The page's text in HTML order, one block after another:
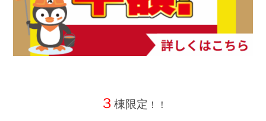
３ 棟限定 ！！